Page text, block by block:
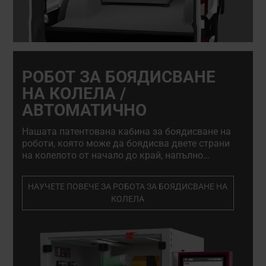
РОБОТ ЗА БОЯДИСВАНЕ
НА КОЛЕЛА /
АВТОМАТИЧНО
Нашата патентована кабина за боядисване на
роботи, която може да боядисва двете страни
на колелото от начало до край, напълно
пистолет за пръскане или аерозол. Осигуряване
на оптимално покритие, като същевременно се
намаляват отпадъците и консумацията на боя
НАУЧЕТЕ ПОВЕЧЕ ЗА РОБОТА ЗА БОЯДИСВАНЕ НА
КОЛЕЛА